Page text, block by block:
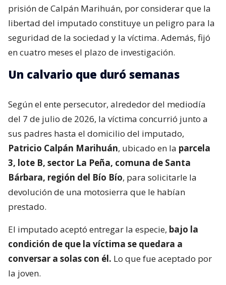
prisión de Calpán Marihuán, por considerar que la
libertad del imputado constituye un peligro para la
seguridad de la sociedad y la víctima. Además, fijó
en cuatro meses el plazo de investigación.
Un calvario que duró semanas
Según el ente persecutor, alrededor del mediodía
del 7 de julio de 2026, la víctima concurrió junto a
sus padres hasta el domicilio del imputado,
Patricio Calpán Marihuán, ubicado en la parcela
3, lote B, sector La Peña, comuna de Santa
Bárbara, región del Bío Bío, para solicitarle la
devolución de una motosierra que le habían
prestado.
El imputado aceptó entregar la especie, bajo la
condición de que la víctima se quedara a
conversar a solas con él. Lo que fue aceptado por
la joven.